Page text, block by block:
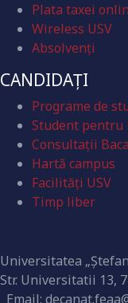
Plata taxei
Wireless USV
Absolvenţi
CANDIDAȚI
Programe de
Student pentru
Consultații
Hartă campus
Facilități USV
Timp liber
Universitatea
Str. Universitatii 13,
Email: